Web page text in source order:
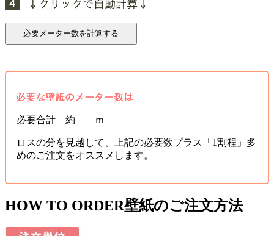
必要合計 約 ｍ
ロスの分を見越して、上記の必要数プラス「1割程」多
めのご注文をオススメします。
HOW TO ORDER壁紙のご注文方法